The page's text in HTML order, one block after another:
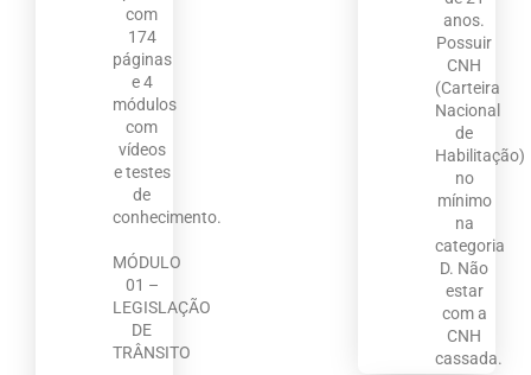
com
174
páginas
e 4
módulos
com
vídeos
e testes
de
conhecimento.
MÓDULO
01 –
LEGISLAÇÃO
DE
TRÂNSITO
anos.
Possuir
CNH
(Carteira
Nacional
de
Habilitação)
no
mínimo
na
categoria
D. Não
estar
com a
CNH
cassada.